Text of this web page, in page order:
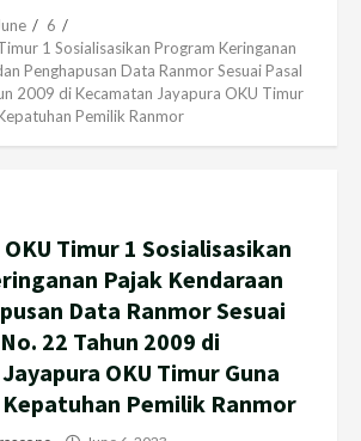
6
1 Sosialisasikan Program Keringanan
Penghapusan Data Ranmor Sesuai Pasal
2009 di Kecamatan Jayapura OKU Timur
Pemilik Ranmor
Timur 1 Sosialisasikan
Pajak Kendaraan
Data Ranmor Sesuai
22 Tahun 2009 di
OKU Timur Guna
Pemilik Ranmor